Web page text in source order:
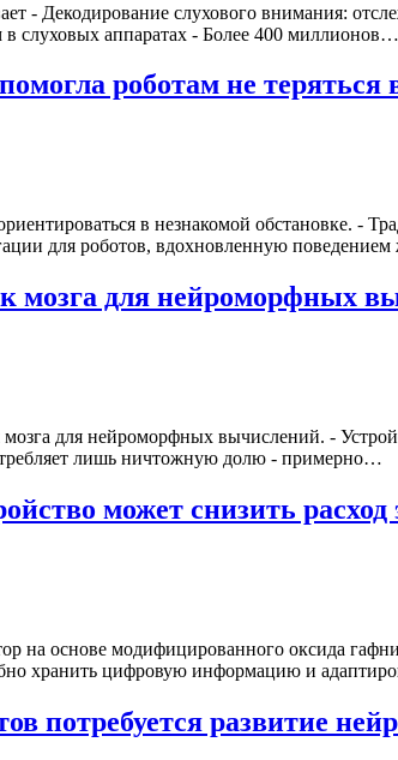
- Декодирование слухового внимания:
слуховых аппаратах - Более 400 миллионов…
роботам не теряться
в незнакомой обстановке.
для роботов, вдохновленную
мозга для нейроморфных
для нейроморфных вычислений. -
лишь ничтожную долю - примерно…
может снизить
на основе модифицированного оксида
хранить цифровую информацию и
потребуется развитие